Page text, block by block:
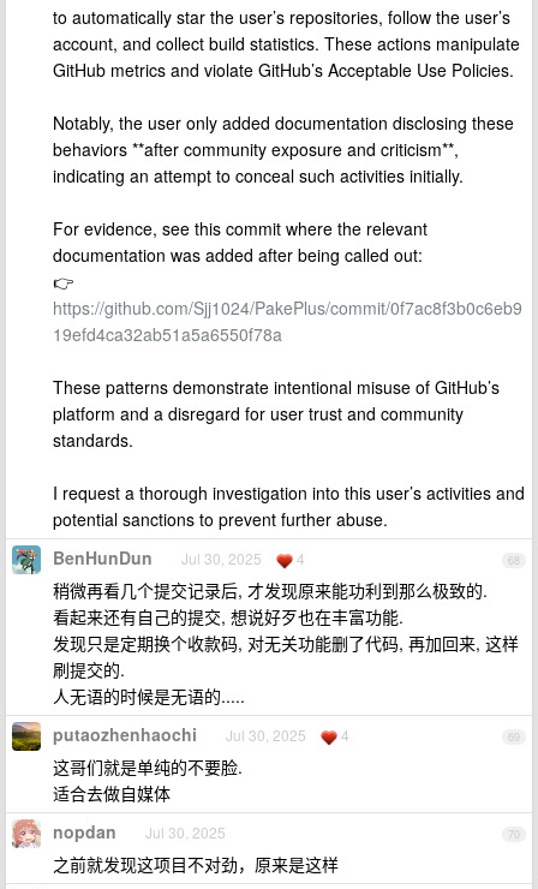
to automatically star the user’s repositories, follow the user’s
account, and collect build statistics. These actions manipulate
GitHub metrics and violate GitHub’s Acceptable Use Policies.
Notably, the user only added documentation disclosing these
behaviors **after community exposure and criticism**,
indicating an attempt to conceal such activities initially.
For evidence, see this commit where the relevant
documentation was added after being called out:
👉
https://github.com/Sjj1024/PakePlus/commit/0f7ac8f3b0c6eb9
19efd4ca32ab51a5a6550f78a
These patterns demonstrate intentional misuse of GitHub’s
platform and a disregard for user trust and community
standards.
I request a thorough investigation into this user’s activities and
potential sanctions to prevent further abuse.
68
BenHunDun Jul 30, 2025 4
稍微再看几个提交记录后, 才发现原来能功利到那么极致的.
看起来还有自己的提交, 想说好歹也在丰富功能.
发现只是定期换个收款码, 对无关功能删了代码, 再加回来, 这样
刷提交的.
人无语的时候是无语的.....
69
putaozhenhaochi Jul 30, 2025 4
这哥们就是单纯的不要脸.
适合去做自媒体
70
nopdan Jul 30, 2025
之前就发现这项目不对劲，原来是这样